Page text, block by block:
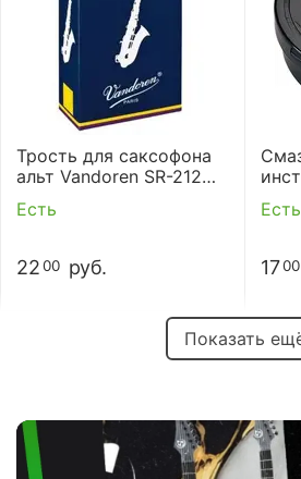
Трость для саксофона
альт Vandoren SR-212
(2)
Есть
2200 руб.
Есть
1700
Показать